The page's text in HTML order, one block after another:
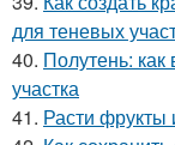
для теневых
40. Полутень: как
участка
41. Расти фрукты